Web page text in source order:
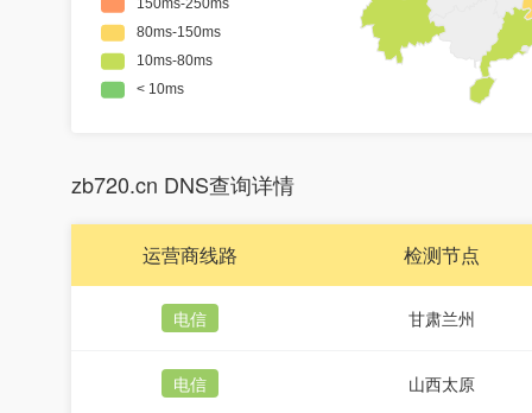
zb720.cn DNS查询详情
运营商线路 检测节点
电信 甘肃兰州
电信 山西太原